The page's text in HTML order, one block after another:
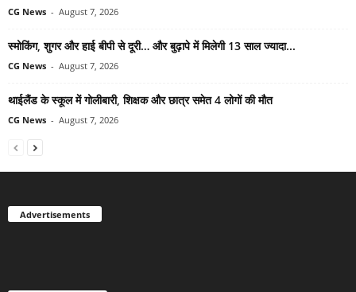
CG News - August 7, 2026
स्मोकिंग, शुगर और हाई बीपी से दूरी… और बुढ़ापे में मिलेगी 13 साल ज्यादा...
CG News - August 7, 2026
थाईलैंड के स्कूल में गोलीबारी, शिक्षक और छात्र समेत 4 लोगों की मौत
CG News - August 7, 2026
Advertisements